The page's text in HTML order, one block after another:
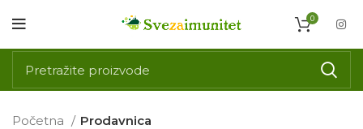
0
Početna
Prodavnica